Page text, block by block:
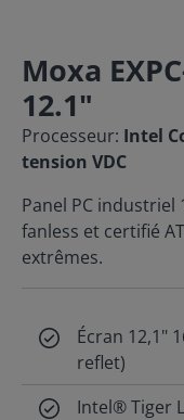
Moxa
12.1"
Processeur: Intel
tension VDC
Panel PC industriel
fanless et certifié
extrêmes.
Écran 12,1"
reflet)
Intel® Tiger